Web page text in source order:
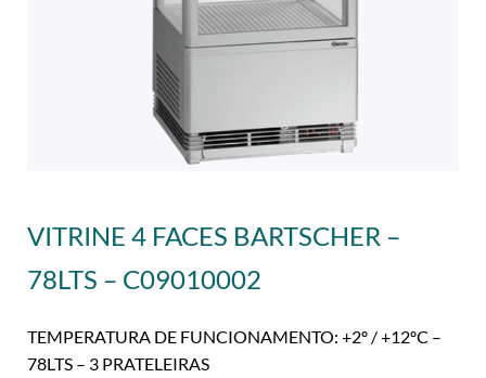
VITRINE 4 FACES BARTSCHER –
78LTS – C09010002
TEMPERATURA DE FUNCIONAMENTO: +2º / +12ºC –
78LTS – 3 PRATELEIRAS